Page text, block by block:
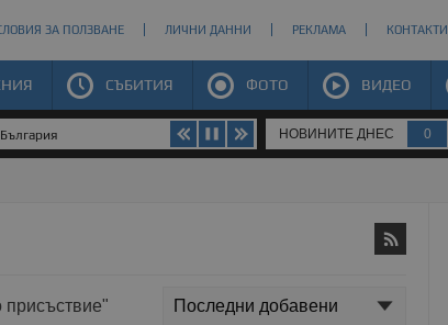
ЗА ПОЛЗВАНЕ ЛИЧНИ ДАННИ РЕКЛАМА КОНТАКТИ
СЪБИТИЯ ФОТО ВИДЕО
НОВИНИТЕ ДНЕС 0
присъствие"